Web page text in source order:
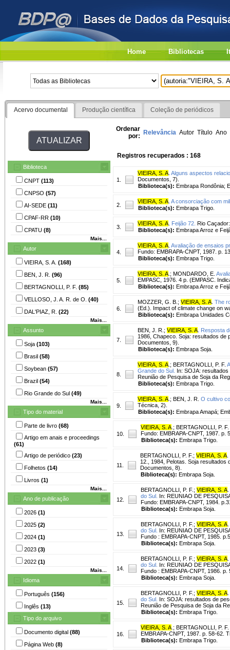
Home Bibliotecas
Acervo documental Produção científica Coleção de periódicos
Biblioteca
CNPT (113)
CNPSO (57)
AI-SEDE (11)
CPAF-RR (10)
CPATU (8)
Mais...
Autor
VIEIRA, S. A. (168)
BEN, J. R. (96)
BERTAGNOLLI, P. F. (85)
VELLOSO, J. A. R. de O. (40)
DAL'PIAZ, R. (22)
Mais...
Assunto
Soja (103)
Brasil (58)
Soybean (57)
Brazil (54)
Rio Grande do Sul (49)
Mais...
Tipo do material
Parte de livro (68)
Artigo em anais e proceedings
(61)
Artigo de periódico (23)
Folhetos (14)
Livros (1)
Mais...
Ano de publicação
2026 (1)
2025 (2)
2024 (1)
2023 (3)
2022 (1)
Mais...
Idioma
Português (156)
Inglês (13)
Tipo do arquivo
Documento digital (88)
Página Web (8)
Ordenar
por: Relevância Autor Título Ano
Registros recuperados : 168
1.
VIEIRA, S. A Alguns aspectos
Documentos, 7).
Biblioteca(s): Embrapa Rondônia;
2.
VIEIRA, S. A A consorciação com
Biblioteca(s): Embrapa Trigo.
3.
VIEIRA, S. A Feijão 72. Rio
Biblioteca(s): Embrapa Arroz e
4.
VIEIRA, S. A Avaliação de ensaios
Fundo: EMBRAPA-CNPT, 1987. p.
Biblioteca(s): Embrapa Trigo.
5.
VIEIRA, S. A ; MONDARDO, E.
EMPASC, 1976. 4 p. (EMPASC.
Biblioteca(s): Embrapa Arroz e
6.
MOZZER, G. B. ; VIEIRA, S. A The
(Ed.). Impact of climate change on
Biblioteca(s): Embrapa Unidades
7.
BEN, J. R. ; VIEIRA, S. A Resposta
1986, Chapeco. Soja: resultados de
Documentos, 9).
Biblioteca(s): Embrapa Soja.
8.
VIEIRA, S. A ; BERTAGNOLLI, P. F.
Grande do Sul. In: SOJA:
Reunião de Pesquisa de Soja da
Biblioteca(s): Embrapa Trigo.
9.
VIEIRA, S. A ; BEN, J. R. O cultivo
Técnica, 2).
Biblioteca(s): Embrapa Amapá;
10.
VIEIRA, S. A ; BERTAGNOLLI, P. F.
Fundo: EMBRAPA-CNPT, 1987. p.
Biblioteca(s): Embrapa Trigo.
11.
BERTAGNOLLI, P. F. ; VIEIRA, S. A
12., 1984, Pelotas. Soja resultados
Documentos, 8).
Biblioteca(s): Embrapa Soja.
12.
BERTAGNOLLI, P. F. ; VIEIRA, S. A
do Sul. In: REUNIAO DE
Fundo: EMBRAPA-CNPT, 1984.
Biblioteca(s): Embrapa Soja.
13.
BERTAGNOLLI, P. F. ; VIEIRA, S. A
do Sul. In: REUNIAO DE
Fundo : EMBRAPA-CNPT, 1985.
Biblioteca(s): Embrapa Soja.
14.
BERTAGNOLLI, P. F. ; VIEIRA, S. A
do Sul. In: REUNIAO DE
Fundo : EMBRAPA-CNPT, 1986.
Biblioteca(s): Embrapa Soja.
15.
BERTAGNOLLI, P. F. ; VIEIRA, S. A
do Sul. In: SOJA: resultados de
Reunião de Pesquisa de Soja da
Biblioteca(s): Embrapa Trigo.
16.
VIEIRA, S. A ; BERTAGNOLLI, P. F.
EMBRAPA-CNPT, 1987. p. 58-62.
Biblioteca(s): Embrapa Trigo.